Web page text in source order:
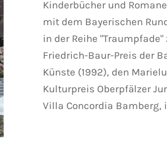
Kinderbücher und
mit dem Bayerischen
in der Reihe
Friedrich-Baur-Preis der
Künste (1992), den
Kulturpreis Oberpfälzer
Villa Concordia Bamberg,